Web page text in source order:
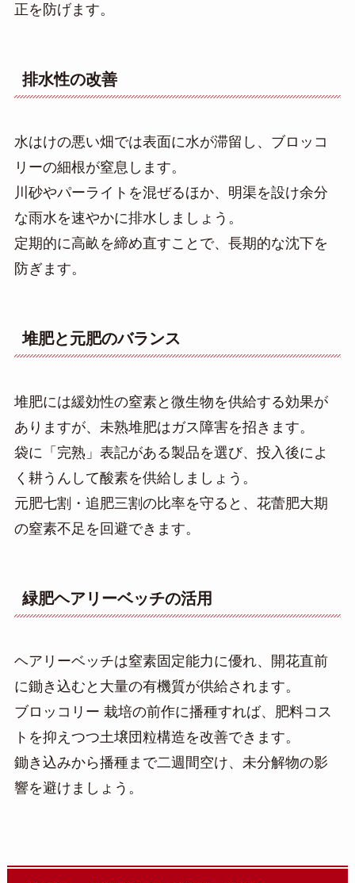
正を防げます。
排水性の改善
水はけの悪い畑では表面に水が滞留し、ブロッコ
リーの細根が窒息します。
川砂やパーライトを混ぜるほか、明渠を設け余分
な雨水を速やかに排水しましょう。
定期的に高畝を締め直すことで、長期的な沈下を
防ぎます。
堆肥と元肥のバランス
堆肥には緩効性の窒素と微生物を供給する効果が
ありますが、未熟堆肥はガス障害を招きます。
袋に「完熟」表記がある製品を選び、投入後によ
く耕うんして酸素を供給しましょう。
元肥七割・追肥三割の比率を守ると、花蕾肥大期
の窒素不足を回避できます。
緑肥ヘアリーベッチの活用
ヘアリーベッチは窒素固定能力に優れ、開花直前
に鋤き込むと大量の有機質が供給されます。
ブロッコリー 栽培の前作に播種すれば、肥料コス
トを抑えつつ土壌団粒構造を改善できます。
鋤き込みから播種まで二週間空け、未分解物の影
響を避けましょう。